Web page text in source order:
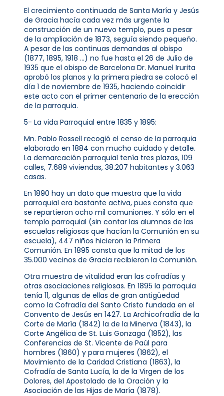
El crecimiento continuada de Santa María y Jesús
de Gracia hacía cada vez más urgente la
construcción de un nuevo templo, pues a pesar
de la ampliación de 1873, seguía siendo pequeño.
A pesar de las continuas demandas al obispo
(1877, 1895, 1918 …) no fue hasta el 26 de Julio de
1935 que el obispo de Barcelona Dr. Manuel Irurita
aprobó los planos y la primera piedra se colocó el
día 1 de noviembre de 1935, haciendo coincidir
este acto con el primer centenario de la erección
de la parroquia.
5- La vida Parroquial entre 1835 y 1895:
Mn. Pablo Rossell recogió el censo de la parroquia
elaborado en 1884 con mucho cuidado y detalle.
La demarcación parroquial tenía tres plazas, 109
calles, 7.689 viviendas, 38.207 habitantes y 3.063
casas.
En 1890 hay un dato que muestra que la vida
parroquial era bastante activa, pues consta que
se repartieron ocho mil comuniones. Y sólo en el
templo parroquial (sin contar las alumnas de las
escuelas religiosas que hacían la Comunión en su
escuela), 447 niños hicieron la Primera
Comunión. En 1895 consta que la mitad de los
35.000 vecinos de Gracia recibieron la Comunión.
Otra muestra de vitalidad eran las cofradías y
otras asociaciones religiosas. En 1895 la parroquia
tenía 11, algunas de ellas de gran antigüedad
como la Cofradía del Santo Cristo fundada en el
Convento de Jesús en 1427. La Archicofradía de la
Corte de María (1842) la de la Minerva (1843), la
Corte Angélica de St. Luis Gonzaga (1852), las
Conferencias de St. Vicente de Paúl para
hombres (1860) y para mujeres (1862), el
Movimiento de la Caridad Cristiana (1863), la
Cofradía de Santa Lucía, la de la Virgen de los
Dolores, del Apostolado de la Oración y la
Asociación de las Hijas de María (1878).